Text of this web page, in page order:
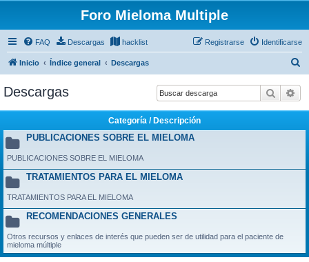
Foro Mieloma Multiple
FAQ Descargas hacklist Identificarse
Registrarse
Inicio Índice general Descargas
c
Descargas Buscar
Categoría / Descripción
PUBLICACIONES SOBRE EL MIELOMA
PUBLICACIONES SOBRE EL MIELOMA
TRATAMIENTOS PARA EL MIELOMA
TRATAMIENTOS PARA EL MIELOMA
RECOMENDACIONES GENERALES
Otros recursos y enlaces de interés que pueden ser de utilidad para el paciente de
mieloma múltiple